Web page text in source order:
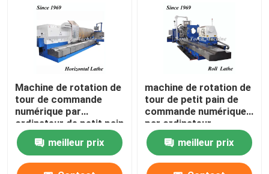
Machine de rotation de
tour de commande
numérique par
ordinateur de petit pain
professionnel
résistante pour le
cylindre de rotation
meilleur prix
machine de rotation de
tour de petit pain de
commande numérique
par ordinateur
meilleur prix